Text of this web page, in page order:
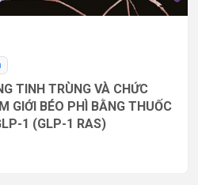
TINH TRÙNG VÀ CHỨC
GIỚI BÉO PHÌ BẰNG THUỐC
1 (GLP-1 RAS)